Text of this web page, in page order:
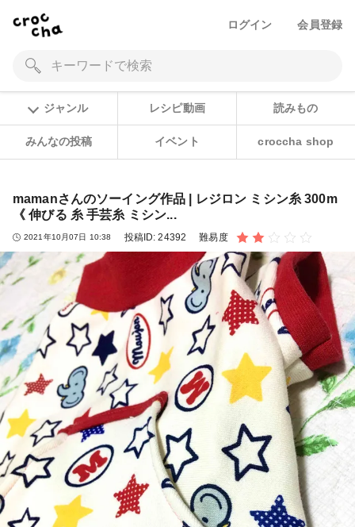
ログイン 会員登録
ジャンル レシピ動画 読みもの
みんなの投稿 イベント croccha shop
mamanさんのソーイング作品 | レジロン ミシン糸 300m
《 伸びる 糸 手芸糸 ミシン...
2021年10月07日 10:38 投稿ID:24392 難易度